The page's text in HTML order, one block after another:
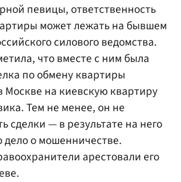
певицы, ответственность
может лежать на бывшем
силового ведомства.
что вместе с ним была
по обмену квартиры
Москве на киевскую квартиру
Тем не менее, он не
сделки — в результате на него
дело о мошенничестве.
арестовали его